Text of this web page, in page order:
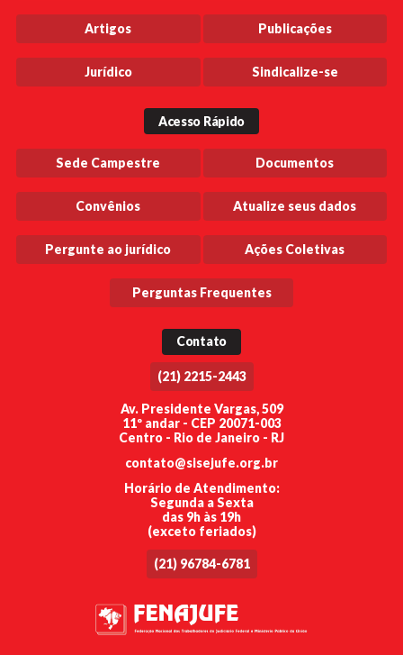
Artigos Publicações
Jurídico Sindicalize-se
Acesso Rápido
Sede Campestre Documentos
Convênios Atualize seus dados
Pergunte ao jurídico Ações Coletivas
Perguntas Frequentes
Contato
(21) 2215-2443
Av. Presidente Vargas, 509
11º andar - CEP 20071-003
Centro - Rio de Janeiro - RJ
contato@sisejufe.org.br
Horário de Atendimento:
Segunda a Sexta
das 9h às 19h
(exceto feriados)
(21) 96784-6781